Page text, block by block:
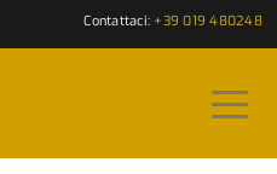
Contattaci: +39 019 480248